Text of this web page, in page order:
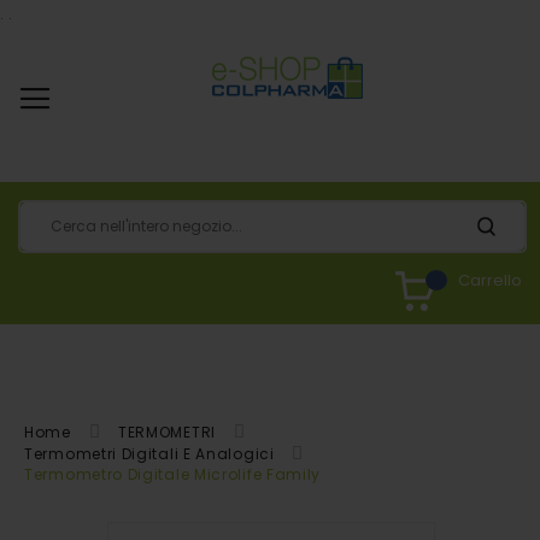
. .
Carrello
Home
TERMOMETRI
Termometri Digitali E Analogici
Termometro Digitale Microlife Family